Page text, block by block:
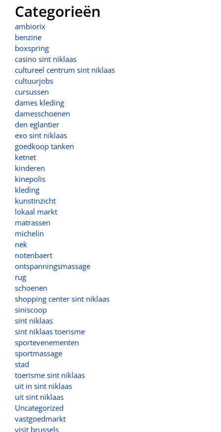
Categorieën
ambiorix
benzine
boxspring
casino sint niklaas
cultureel centrum sint niklaas
cultuurjobs
cursussen
dames kleding
damesschoenen
den eglantier
exo sint niklaas
goedkoop tanken
ketnet
kinderen
kinepolis
kleding
kunstinzicht
lokaal markt
matrassen
michelin
nek
notenbaert
ontspanningsmassage
rug
schoenen
shopping center sint niklaas
siniscoop
sint niklaas
sint niklaas toerisme
sportevenementen
sportmassage
stad
toerisme sint niklaas
uit in sint niklaas
uit sint niklaas
Uncategorized
vastgoedmarkt
visit brussels